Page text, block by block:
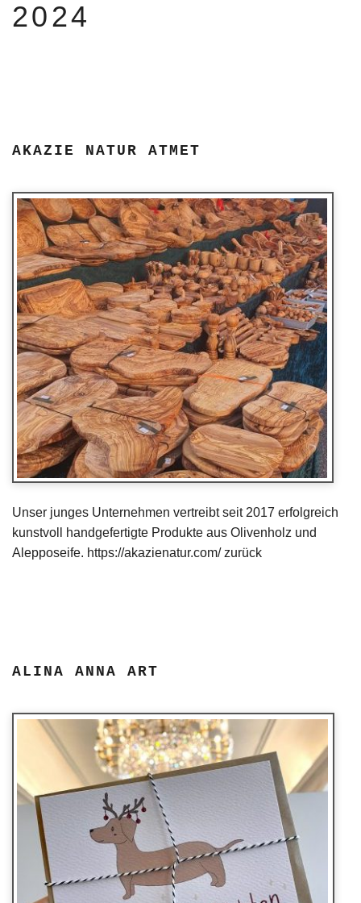
2024
AKAZIE NATUR ATMET
Unser junges Unternehmen vertreibt seit 2017 erfolgreich
kunstvoll handgefertigte Produkte aus Olivenholz und
Alepposeife. https://akazienatur.com/ zurück
ALINA ANNA ART